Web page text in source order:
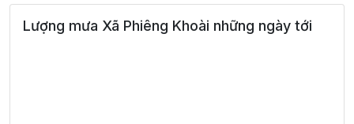
Lượng mưa Xã Phiêng Khoài những ngày tới